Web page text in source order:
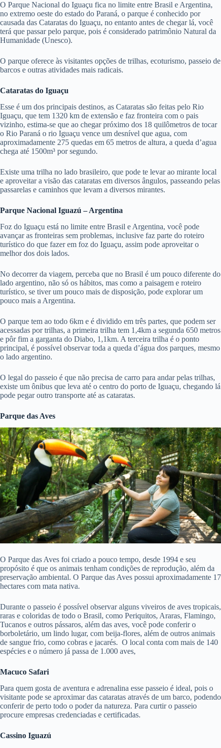
O Parque Nacional do Iguaçu fica no limite entre Brasil e Argentina,
no extremo oeste do estado do Paraná, o parque é conhecido por
causada das Cataratas do Iguaçu, no entanto antes de chegar lá, você
terá que passar pelo parque, pois é considerado patrimônio Natural da
Humanidade (Unesco).
O parque oferece às visitantes opções de trilhas, ecoturismo, passeio de
barcos e outras atividades mais radicais.
Cataratas do Iguaçu
Esse é um dos principais destinos, as Cataratas são feitas pelo Rio
Iguaçu, que tem 1320 km de extensão e faz fronteira com o pais
vizinho, estima-se que ao chegar próximo dos 18 quilômetros de tocar
o Rio Paraná o rio Iguaçu vence um desnível que agua, com
aproximadamente 275 quedas em 65 metros de altura, a queda d’agua
chega até 1500m³ por segundo.
Existe uma trilha no lado brasileiro, que pode te levar ao mirante local
e aproveitar a visão das cataratas em diversos ângulos, passeando pelas
passarelas e caminhos que levam a diversos mirantes.
Parque Nacional Iguazú – Argentina
Foz do Iguaçu está no limite entre Brasil e Argentina, você pode
avançar as fronteiras sem problemas, inclusive faz parte do roteiro
turístico do que fazer em foz do Iguaçu, assim pode aproveitar o
melhor dos dois lados.
No decorrer da viagem, perceba que no Brasil é um pouco diferente do
lado argentino, não só os hábitos, mas como a paisagem e roteiro
turístico, se tiver um pouco mais de disposição, pode explorar um
pouco mais a Argentina.
O parque tem ao todo 6km e é dividido em três partes, que podem ser
acessadas por trilhas, a primeira trilha tem 1,4km a segunda 650 metros
e pôr fim a garganta do Diabo, 1,1km. A terceira trilha é o ponto
principal, é possível observar toda a queda d’água dos parques, mesmo
o lado argentino.
O legal do passeio é que não precisa de carro para andar pelas trilhas,
existe um ônibus que leva até o centro do porto de Iguaçu, chegando lá
pode pegar outro transporte até as cataratas.
Parque das Aves
O Parque das Aves foi criado a pouco tempo, desde 1994 e seu
propósito é que os animais tenham condições de reprodução, além da
preservação ambiental. O Parque das Aves possui aproximadamente 17
hectares com mata nativa.
Durante o passeio é possível observar alguns viveiros de aves tropicais,
raras e coloridas de todo o Brasil, como Periquitos, Araras, Flamingo,
Tucanos e outros pássaros, além das aves, você pode conferir o
borboletário, um lindo lugar, com beija-flores, além de outros animais
de sangue frio, como cobras e jacarés. O local conta com mais de 140
espécies e o número já passa de 1.000 aves,
Macuco Safari
Para quem gosta de aventura e adrenalina esse passeio é ideal, pois o
visitante pode se aproximar das cataratas através de um barco, podendo
conferir de perto todo o poder da natureza. Para curtir o passeio
procure empresas credenciadas e certificadas.
Cassino Iguazú